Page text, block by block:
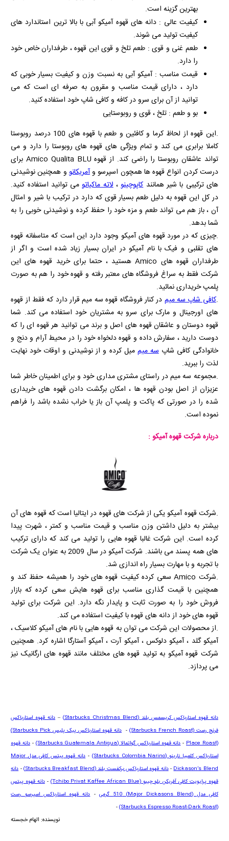
بهترین گزینه است.
کیفیت عالی : دانه‌ های قهوه آمیکو آبی با بالا ترین استاندارد های
کیفیت تولید می‌ شوند.
طعم غنی و قوی : طعم تلخ و قوی این قهوه ، طرفداران خاص خود
را دارد.
قیمت مناسب : آمیکو آبی به نسبت وزن و کیفیت بسیار خوبی که
دارد ، دارای قیمت مناسب و مقرون به صرفه ای است که می
توانید از آن برای سرو در کافه و کافی شاپ خود استفاده کنید.
بو و طعم : تلخ ، قوی و روبوستایی
.این قهوه از لحاظ کرما و کافئین و طعم با قهوه های 100 درصد روبوستا
کاملا برابری می کند و تمام ویژگی های قهوه های روبوستا را دارد و می
تواند عاشقان روبوستا را راضی کند. از قهوه Amico Qualita BLU برای
درست کردن انواع قهوه ها همچون اسپرسو وآمریکانو و همچنین نوشیدنی
های ترکیبی با شیر همانندکاپوچینو،لاته ماکیاتومی توانید استفاده کنید.
در کل این قهوه به دلیل طعم بسیار قوی که دارد در ترکیب با شیر و امثال
آن ، باز هم می تواند طعم و مزه خود را حفظ کرده و نوشیدنی خوبی را به
شما بدهد.
.چیزی که در مورد قهوه های آمیکو وجود دارد این است که متاسفانه قهوه
های تقلبی و فیک با نام آمیکو در ایران بسیار زیاد شده است و اگر از
طرفداران قهوه های Amicoهستید ، حتما برای خرید قهوه های این
شرکت فقط به سراغ فروشگاه های معتبر رفته و قهوه خود را هم به صورت
پلمپ خریداری نمائید.
.کافی شاپ سه میم در کنار فروشگاه قهوه سه میم قرار دارد که فقط از قهوه
های اورجینال و مارک برای سرو به مشتریان خود استفاده می کند. شما
قهوه دوستان و عاشقان قهوه های اصل و برند می توانید هر قهوه ای را که
دوست دارید ، سفارش داده و قهوه دلخواه خود را در محیط آرام و دنج و
خانوادگی کافی شاپسه میم میل کرده و از نوشیدنی و اوقات خود نهایت
لذت را ببرید.
.مجموعه سه میم در راستای مشتری مداری خود و برای اطمینان خاطر شما
عزیزان از اصل بودن قهوه ها ، امکان برگشت دادن قهوه های خریداری
شده را در صورتی که پاکت و پلمپ آن باز یا خراب نشده باشد را فراهم
نموده است.
درباره شرکت قهوه آمیکو :
.شرکت قهوه آمیکو یکی از شرکت های قهوه در ایتالیا است که قهوه های آن
بیشتر به دلیل داشتن وزن مناسب و قیمت مناسب و کمتر ، شهرت پیدا
کرده است. این شرکت غالبا قهوه هایی را تولید می کند که دارای ترکیب
های همه پسند می باشند. شرکت آمیکو در سال 2009 به عنوان یک شرکت
با تجربه و با مهارت بسیار راه اندازی شد.
.شرکت Amicoسعی کرده کیفیت قهوه های خود را همیشه حفظ کند و
همچنین با قیمت گذاری مناسب برای قهوه هایش سعی کرده که بازار
فروش خود را به صورت ثابت و پایدار نگه دارد. این شرکت برای تولید
قهوه های خود از دانه های قهوه با کیفیت استفاده می کند.
.از محصولات این شرکت می توان به قهوه هایی با نام های آمیکو کلاسیک ،
آمیکو گلد ، آمیکو دلوکس ، آمیکو آرت ، آمیکو آستارگا اشاره کرد. همچنین
شرکت قهوه آمیکو به تولید قهوه های مختلف مانند قهوه های ارگانیک نیز
می پردازد.
دانه قهوه استارباکس کریسمس بلند(Starbucks Christmas Blend)
–دانه قهوه استارباکس
فرنچ رست(Starbucks French Roast)
- دانه قهوه استارباکس پیک پلیس(Starbucks Pick
Place Roast)
-دانه قهوه استارباکس گواتمالا(Starbucks Guatemala Antigua)
- دانه قهوه
استارباکس کلمبیا نارینو(Starbucks Colombia Narino)
-دانه قهوه پیتس کافی مدلMajor
Dickason’s Blend
-دانه قهوه استارباکس برکفست بلند (Starbucks Breakfast Blend
)
-دانه
قهوه پرایویت کافی آفریکن بلو چیبو(Tchibo Privat Kaffee African Blue)
-دانه قهوه پیتس
کافی مدل (Major Dickasons Blend) 510 گرمی -دانه قهوه استارباکس اسپرسو رست
(Starbucks Espresso Roast-Dark Roast)
-
نویسنده: الهام خجسته